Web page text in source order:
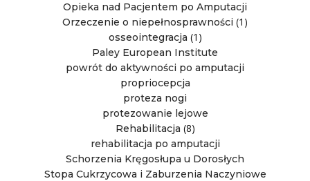
Opieka nad Pacjentem po Amputacji
Orzeczenie o niepełnosprawności (1)
osseointegracja (1)
Paley European Institute
powrót do aktywności po amputacji
propriocepcja
proteza nogi
protezowanie lejowe
Rehabilitacja (8)
rehabilitacja po amputacji
Schorzenia Kręgosłupa u Dorosłych
Stopa Cukrzycowa i Zaburzenia Naczyniowe